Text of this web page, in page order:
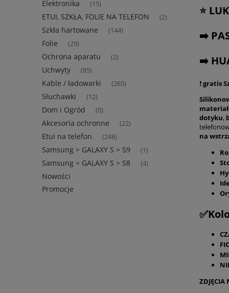
Elektronika (15)
ETUI, SZKŁA, FOLIE NA TELEFON (2)
Szkła hartowane (144)
Folie (29)
Ochrona aparatu (2)
Uchwyty (85)
Kable / ładowarki (265)
Słuchawki (12)
Dom i Ogród (0)
Akcesoria ochronne (22)
Etui na telefon (248)
Samsung > GALAXY S > S9 (1)
Samsung > GALAXY S > S8 (4)
Nowości
Promocje
⭐
➡️
➡️
❗gratis
dotyku,
na
ZDJĘCIA